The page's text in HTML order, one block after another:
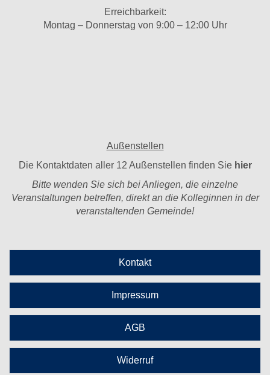
Erreichbarkeit:
Montag – Donnerstag von 9:00 – 12:00 Uhr
Außenstellen
Die Kontaktdaten aller 12 Außenstellen finden Sie hier
Bitte wenden Sie sich bei Anliegen, die einzelne
Veranstaltungen betreffen, direkt an die Kolleginnen in der
veranstaltenden Gemeinde!
Kontakt
Impressum
AGB
Widerruf